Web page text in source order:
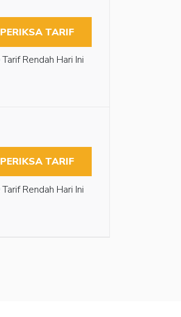
PERIKSA TARIF
Tarif Rendah Hari Ini
PERIKSA TARIF
Tarif Rendah Hari Ini